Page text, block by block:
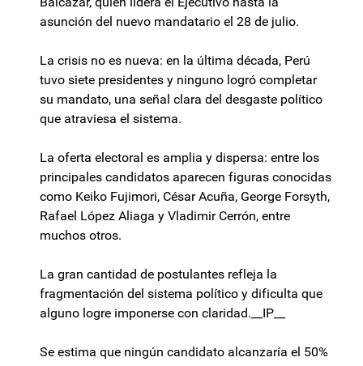
asunción del nuevo mandatario el 28 de julio.
La crisis no es nueva: en la última década, Perú
tuvo siete presidentes y ninguno logró completar
su mandato, una señal clara del desgaste político
que atraviesa el sistema.
La oferta electoral es amplia y dispersa: entre los
principales candidatos aparecen figuras conocidas
como Keiko Fujimori, César Acuña, George Forsyth,
Rafael López Aliaga y Vladimir Cerrón, entre
muchos otros.
La gran cantidad de postulantes refleja la
fragmentación del sistema político y dificulta que
alguno logre imponerse con claridad.__IP__
Se estima que ningún candidato alcanzaría el 50%